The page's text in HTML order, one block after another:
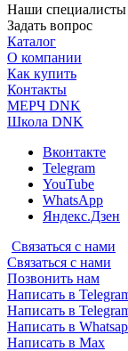
Наши специалисты
Задать вопрос
Каталог
О компании
Как купить
Контакты
МЕРЧ DNK
Школа DNK
Вконтакте
Telegram
YouTube
WhatsApp
Яндекс.Дзен
Связаться с нами
Связаться с нами
Позвонить нам
Написать в
Написать в
Написать в
Написать в Max